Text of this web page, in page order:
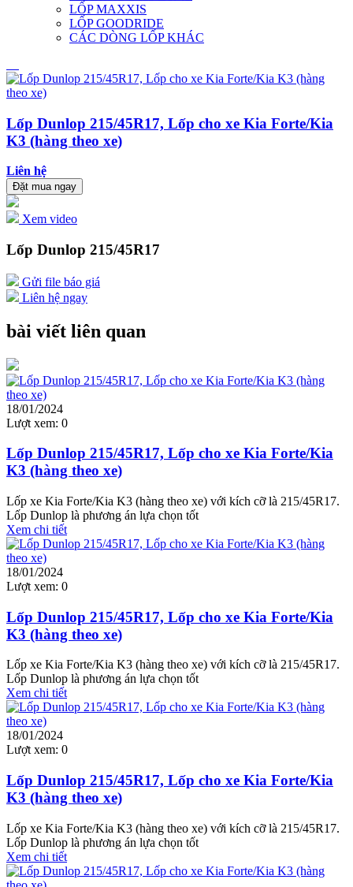
LỐP MAXXIS
LỐP GOODRIDE
CÁC DÒNG LỐP KHÁC
Lốp Dunlop 215/45R17, Lốp cho xe Kia Forte/Kia
K3 (hàng theo xe)
Liên hệ
Đặt mua ngay
Xem video
Lốp Dunlop 215/45R17
Gửi file báo giá
Liên hệ ngay
bài viết liên quan
18/01/2024
Lượt xem: 0
Lốp Dunlop 215/45R17, Lốp cho xe Kia Forte/Kia
K3 (hàng theo xe)
Lốp xe Kia Forte/Kia K3 (hàng theo xe) với kích cỡ là 215/45R17.
Lốp Dunlop là phương án lựa chọn tốt
Xem chi tiết
18/01/2024
Lượt xem: 0
Lốp Dunlop 215/45R17, Lốp cho xe Kia Forte/Kia
K3 (hàng theo xe)
Lốp xe Kia Forte/Kia K3 (hàng theo xe) với kích cỡ là 215/45R17.
Lốp Dunlop là phương án lựa chọn tốt
Xem chi tiết
18/01/2024
Lượt xem: 0
Lốp Dunlop 215/45R17, Lốp cho xe Kia Forte/Kia
K3 (hàng theo xe)
Lốp xe Kia Forte/Kia K3 (hàng theo xe) với kích cỡ là 215/45R17.
Lốp Dunlop là phương án lựa chọn tốt
Xem chi tiết